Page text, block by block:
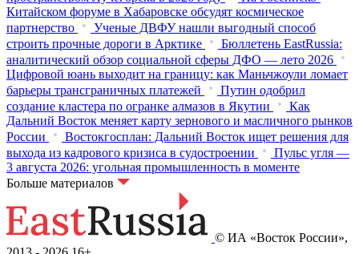
Китайском форуме в Хабаровске обсудят космическое
партнерство
Ученые ДВФУ нашли выгодный способ
строить прочные дороги в Арктике
Бюллетень EastRussia:
аналитический обзор социальной сферы ДФО — лето 2026
Цифровой юань выходит на границу: как Маньчжоули ломает
барьеры трансграничных платежей
Путин одобрил
создание кластера по огранке алмазов в Якутии
Как
Дальний Восток меняет карту зернового и масличного рынков
России
Востокгосплан: Дальний Восток ищет решения для
выхода из кадрового кризиса в судостроении
Пульс угля —
3 августа 2026: угольная промышленность в моменте
Больше материалов
© ИА «Восток России»,